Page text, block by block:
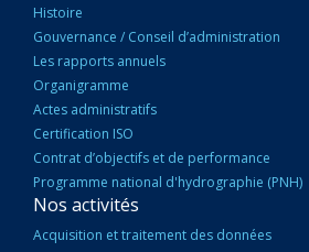
Histoire
Gouvernance / Conseil d’administration
Les rapports annuels
Organigramme
Actes administratifs
Certification ISO
Contrat d’objectifs et de performance
Programme national d'hydrographie (PNH)
Nos activités
Acquisition et traitement des données